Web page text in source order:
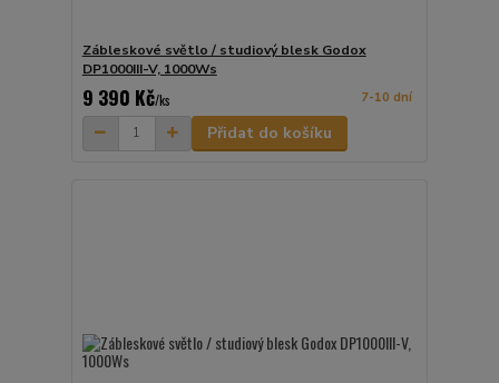
Zábleskové světlo / studiový blesk Godox
DP1000III-V, 1000Ws
9 390 Kč/ks 7-10 dní
Přidat do košíku